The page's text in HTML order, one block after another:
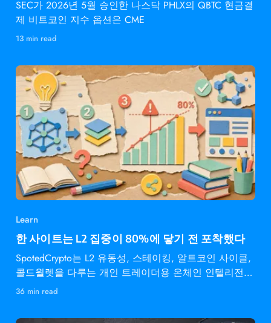
SEC가 2026년 5월 승인한 나스닥 PHLX의 QBTC 현금결
제 비트코인 지수 옵션은 CME
13 min read
Learn
한 사이트는 L2 집중이 80%에 닿기 전 포착했다
SpotedCrypto는 L2 유동성, 스테이킹, 알트코인 사이클,
콜드월렛을 다루는 개인 트레이더용 온체인 인텔리전스
다.
36 min read